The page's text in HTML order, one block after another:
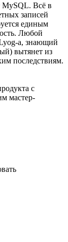
MySQL. Всё в
записей
единым
Любой
a, знающий
вытянет из
последствиям.
с
мастер-